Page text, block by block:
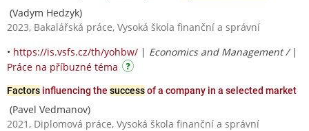
(Vadym Hedzyk)
2023, Bakalářská práce, Vysoká škola finanční a správní
• https://is.vsfs.cz/th/yohbw/ | Economics and Management / |
Práce na příbuzné téma
Factors influencing the successof a company in a selected market
(Pavel Vedmanov)
2021, Diplomová práce, Vysoká škola finanční a správní